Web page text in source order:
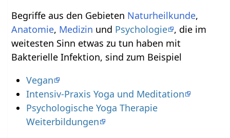
Begriffe aus den Gebieten Naturheilkunde,
Anatomie, Medizin und Psychologie , die im
weitesten Sinn etwas zu tun haben mit
Bakterielle Infektion, sind zum Beispiel
Vegan
Intensiv-Praxis Yoga und Meditation
Psychologische Yoga Therapie
Weiterbildungen